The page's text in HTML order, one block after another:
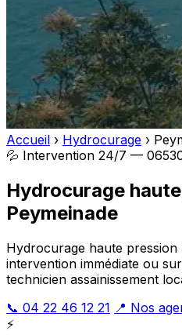
Accueil › Hydrocurage ›
💦 Intervention 24/7 —
Hydrocurage
Peymeinade
Hydrocurage haute pression
intervention immédiate ou
technicien assainissement
📞 04 22 46 12 21 📍 Nos
⚡